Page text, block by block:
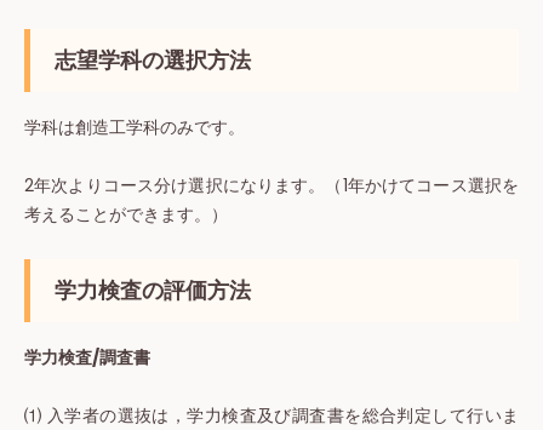
志望学科の選択方法
学科は創造工学科のみです。
2年次よりコース分け選択になります。（1年かけてコース選択を
考えることができます。）
学力検査の評価方法
学力検査/調査書
⑴ 入学者の選抜は，学力検査及び調査書を総合判定して行いま